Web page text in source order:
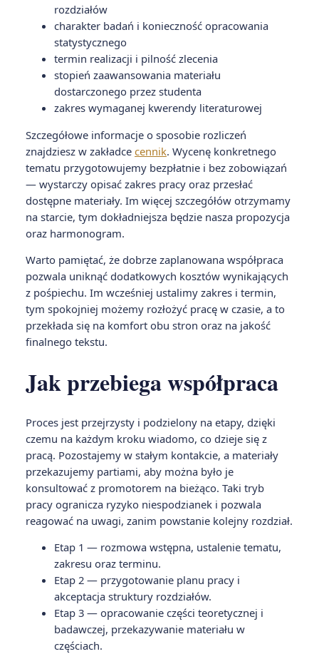
rozdziałów
charakter badań i konieczność opracowania
statystycznego
termin realizacji i pilność zlecenia
stopień zaawansowania materiału
dostarczonego przez studenta
zakres wymaganej kwerendy literaturowej
Szczegółowe informacje o sposobie rozliczeń
znajdziesz w zakładce cennik. Wycenę konkretnego
tematu przygotowujemy bezpłatnie i bez zobowiązań
— wystarczy opisać zakres pracy oraz przesłać
dostępne materiały. Im więcej szczegółów otrzymamy
na starcie, tym dokładniejsza będzie nasza propozycja
oraz harmonogram.
Warto pamiętać, że dobrze zaplanowana współpraca
pozwala uniknąć dodatkowych kosztów wynikających
z pośpiechu. Im wcześniej ustalimy zakres i termin,
tym spokojniej możemy rozłożyć pracę w czasie, a to
przekłada się na komfort obu stron oraz na jakość
finalnego tekstu.
Jak przebiega współpraca
Proces jest przejrzysty i podzielony na etapy, dzięki
czemu na każdym kroku wiadomo, co dzieje się z
pracą. Pozostajemy w stałym kontakcie, a materiały
przekazujemy partiami, aby można było je
konsultować z promotorem na bieżąco. Taki tryb
pracy ogranicza ryzyko niespodzianek i pozwala
reagować na uwagi, zanim powstanie kolejny rozdział.
Etap 1 — rozmowa wstępna, ustalenie tematu,
zakresu oraz terminu.
Etap 2 — przygotowanie planu pracy i
akceptacja struktury rozdziałów.
Etap 3 — opracowanie części teoretycznej i
badawczej, przekazywanie materiału w
częściach.